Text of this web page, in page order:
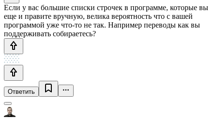
Если у вас большие списки строчек в программе, которые вы
еще и правите вручную, велика вероятность что с вашей
программой уже что-то не так. Например переводы как вы
поддерживать собираетесь?
Ответить